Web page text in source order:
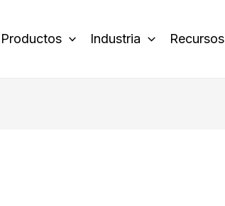
Productos Industria Recursos